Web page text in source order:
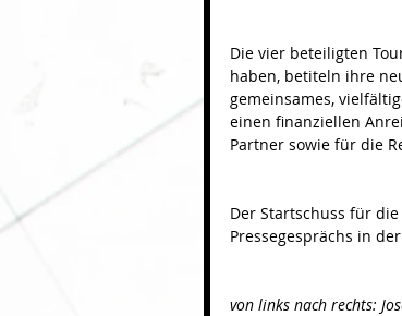
Die vier beteiligten
haben, betiteln ihre
gemeinsames,
einen finanziellen
Partner sowie für die
Der Startschuss für
Pressegesprächs in
von links nach rechts: